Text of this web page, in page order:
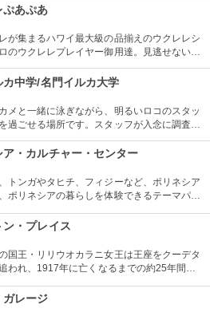
しまれていますね。
ぷあぷあ
が集まるハワイ最大級の品揃えのウクレレシ
のウクレレプレイヤー御用達。見逃せないの
ッスンを行っていること。1曲弾けるように
れるなんて、かなり太っ腹じゃないですか。
カ中学/名門イルカ大学
メと一緒に泳ぎながら、明るいロコのスタッ
過ごせる場所です。スタッフが入念に調査す
遇率の高さも評判。マリンスポーツやダンス
業”もあります。“卒業”時の達成感は一緒の思い
ア・カルチャー・センター
トンガやタヒチ、フィジーなど、ポリネシア
ポリネシアの暮らしを体験できるテーマパー
。半日かけてじっくり楽しめます。
ン・プレイス
国王・リリウオカラニ女王は王座をクーデタ
われ、1917年に亡くなるまでの約25年間、
性。ピアノやギターの展示品も見ることがで
ガレージ